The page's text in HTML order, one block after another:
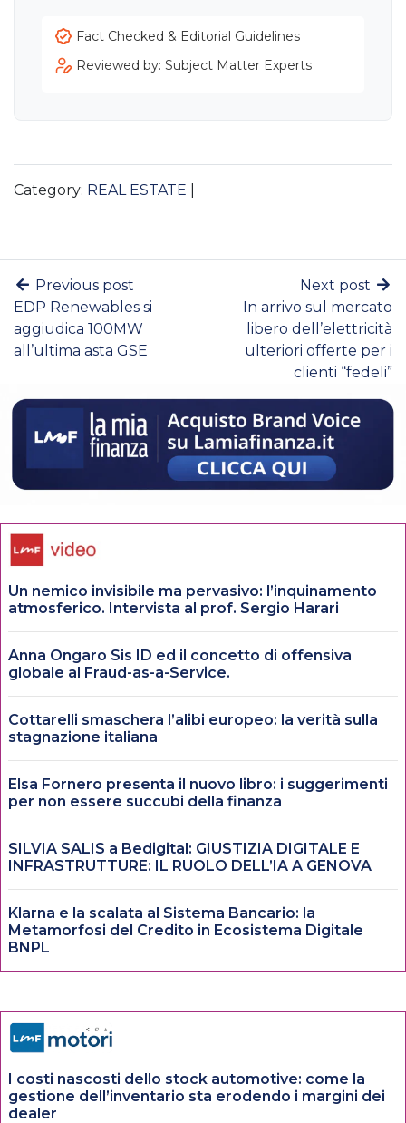
Fact Checked & Editorial Guidelines
Reviewed by: Subject Matter Experts
Category: REAL ESTATE
Previous post
EDP Renewables si
aggiudica 100MW
all’ultima asta GSE
Next post
In arrivo sul mercato
libero dell’elettricità
ulteriori offerte per i
clienti “fedeli”
Un nemico invisibile ma pervasivo: l’inquinamento
atmosferico. Intervista al prof. Sergio Harari
Anna Ongaro Sis ID ed il concetto di offensiva
globale al Fraud-as-a-Service.
Cottarelli smaschera l’alibi europeo: la verità sulla
stagnazione italiana
Elsa Fornero presenta il nuovo libro: i suggerimenti
per non essere succubi della finanza
SILVIA SALIS a Bedigital: GIUSTIZIA DIGITALE E
INFRASTRUTTURE: IL RUOLO DELL’IA A GENOVA
Klarna e la scalata al Sistema Bancario: la
Metamorfosi del Credito in Ecosistema Digitale
BNPL
I costi nascosti dello stock automotive: come la
gestione dell’inventario sta erodendo i margini dei
dealer